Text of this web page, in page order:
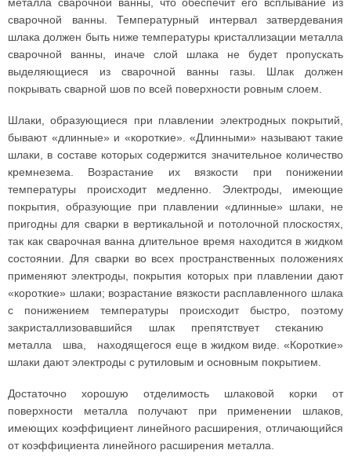
сварочной ванны. Температурный интервал затвердевания
шлака должен быть ниже температуры кристаллизации металла
сварочной ванны, иначе слой шлака не будет пропускать
выделяющиеся из сварочной ванны газы. Шлак должен
покрывать сварной шов по всей поверхности ровным слоем.
Шлаки, образующиеся при плавлении электродных покрытий,
бывают «длинные» и «короткие». «Длинными» называют такие
шлаки, в составе которых содержится значительное количество
кремнезема. Возрастание их вязкости при понижении
температуры происходит медленно. Электроды, имеющие
покрытия, образующие при плавлении «длинные» шлаки, не
пригодны для сварки в вертикальной и потолочной плоскостях,
так как сварочная ванна длительное время находится в жидком
состоянии. Для сварки во всех пространственных положениях
применяют электроды, покрытия которых при плавлении дают
«короткие» шлаки; возрастание вязкости расплавленного шлака
с понижением температуры происходит быстро, поэтому
закристаллизовавшийся шлак препятствует стеканию
металла шва, находящегося еще в жидком виде. «Короткие»
шлаки дают электроды с рутиловым и основным покрытием.
Достаточно хорошую отделимость шлаковой корки от
поверхности металла получают при применении шлаков,
имеющих коэффициент линейного расширения, отличающийся
от коэффициента линейного расширения металла.